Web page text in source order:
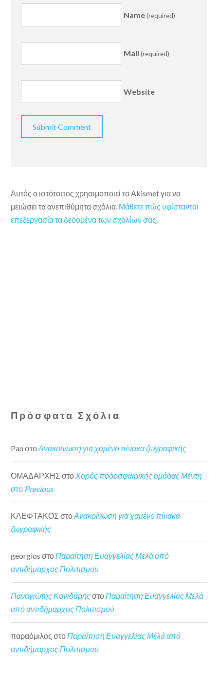
Name(required)
Mail (required)
Website
Αυτός ο ιστότοπος χρησιμοποιεί το Akismet για να
μειώσει τα ανεπιθύμητα σχόλια. Μάθετε πώς υφίστανται
επεξεργασία τα δεδομένα των σχολίων σας.
Πρόσφατα Σχόλια
Pan στοΑνακοίνωση για χαμένο πίνακα ζωγραφικής
ΟΜΑΔΑΡΧΗΣ στο Χορός ποδοσφαιρικής ομάδας Μέντη
στο Precious
ΚΛΕΦΤΑΚΟΣ στοΑνακοίνωση για χαμένο πίνακα
ζωγραφικής
georgios στοΠαραίτηση Ευαγγελίας Μελά από
αντιδήμαρχος Πολιτισμού
Παναγιώτης ΚονιδάρηςστοΠαραίτηση Ευαγγελίας Μελά
από αντιδήμαρχος Πολιτισμού
παραόμιλος στοΠαραίτηση Ευαγγελίας Μελά από
αντιδήμαρχος Πολιτισμού